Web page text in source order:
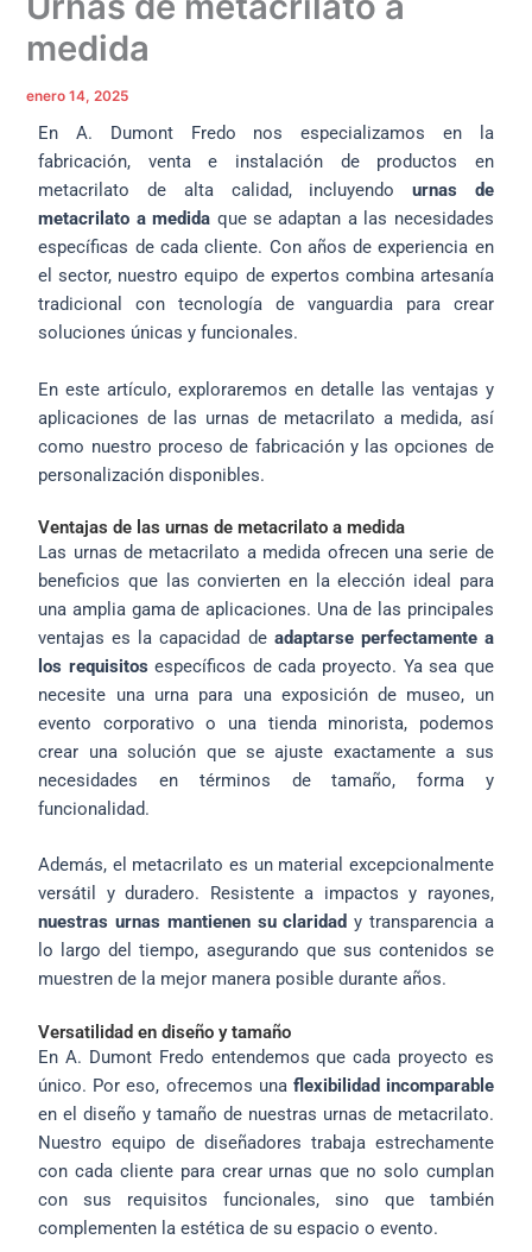
medida
enero 14, 2025
En A. Dumont Fredo nos especializamos en la
fabricación, venta e instalación de productos en
metacrilato de alta calidad, incluyendo urnas de
metacrilato a medida que se adaptan a las necesidades
específicas de cada cliente. Con años de experiencia en
el sector, nuestro equipo de expertos combina artesanía
tradicional con tecnología de vanguardia para crear
soluciones únicas y funcionales.
En este artículo, exploraremos en detalle las ventajas y
aplicaciones de las urnas de metacrilato a medida, así
como nuestro proceso de fabricación y las opciones de
personalización disponibles.
Ventajas de las urnas de metacrilato a medida
Las urnas de metacrilato a medida ofrecen una serie de
beneficios que las convierten en la elección ideal para
una amplia gama de aplicaciones. Una de las principales
ventajas es la capacidad de adaptarse perfectamente a
los requisitos específicos de cada proyecto. Ya sea que
necesite una urna para una exposición de museo, un
evento corporativo o una tienda minorista, podemos
crear una solución que se ajuste exactamente a sus
necesidades en términos de tamaño, forma y
funcionalidad.
Además, el metacrilato es un material excepcionalmente
versátil y duradero. Resistente a impactos y rayones,
nuestras urnas mantienen su claridad y transparencia a
lo largo del tiempo, asegurando que sus contenidos se
muestren de la mejor manera posible durante años.
Versatilidad en diseño y tamaño
En A. Dumont Fredo entendemos que cada proyecto es
único. Por eso, ofrecemos una flexibilidad incomparable
en el diseño y tamaño de nuestras urnas de metacrilato.
Nuestro equipo de diseñadores trabaja estrechamente
con cada cliente para crear urnas que no solo cumplan
con sus requisitos funcionales, sino que también
complementen la estética de su espacio o evento.